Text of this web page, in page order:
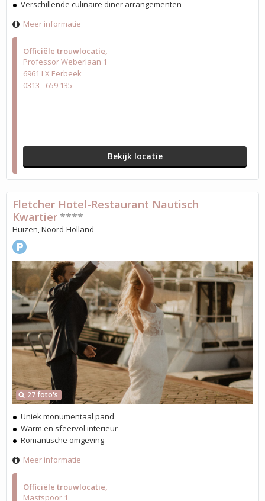
Officiële trouwlocatie
Professor Weberlaan 1
6961 LX Eerbeek
0313 - 659 135
Bekijk locatie
Verschillende culinaire diner arrangementen
Meer informatie
Officiële trouwlocatie
Mastspoor 1
27 foto's
Fletcher Hotel-Restaurant Nautisch
Kwartier ****
Huizen, Noord-Holland
Uniek monumentaal pand
Warm en sfeervol interieur
Romantische omgeving
Meer informatie